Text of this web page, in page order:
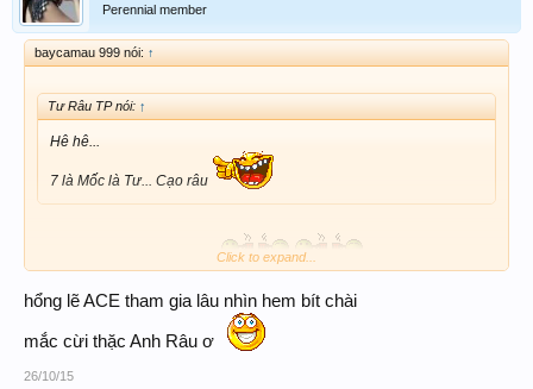
Perennial member
baycamau 999 nói: ↑
Tư Râu TP nói: ↑
Hê hê...
7 là Mốc là Tư... Cạo râu
Cái giˋ ra cái nấy misscol ui
Đại Amin ra giải thích mới xong chuyện thị phi này
Click to expand...
hổng lẽ ACE tham gia lâu nhìn hem bít chài
mắc cừi thặc Anh Râu ơ
26/10/15